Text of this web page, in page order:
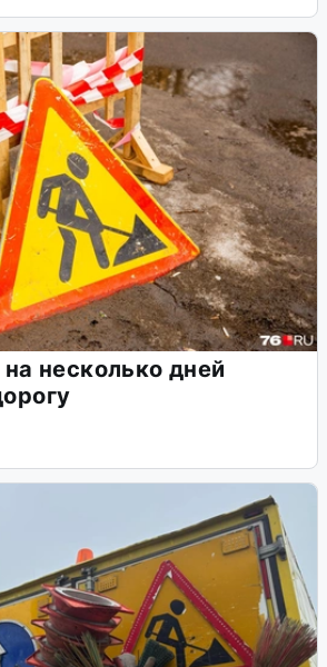
несколько дней